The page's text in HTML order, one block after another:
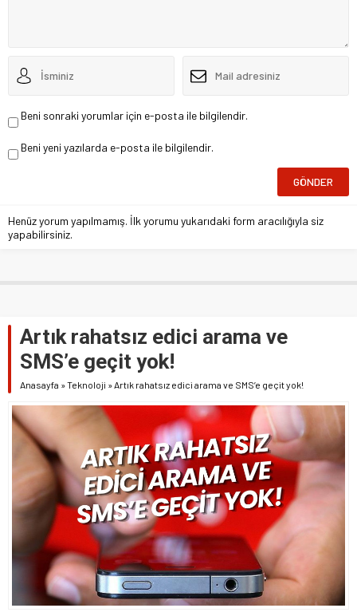
Beni sonraki yorumlar için e-posta ile bilgilendir.
Beni yeni yazılarda e-posta ile bilgilendir.
Henüz yorum yapılmamış. İlk yorumu yukarıdaki form aracılığıyla siz
yapabilirsiniz.
Artık rahatsız edici arama ve
SMS’e geçit yok!
Anasayfa »Teknoloji » Artık rahatsız edici arama ve SMS’e geçit yok!